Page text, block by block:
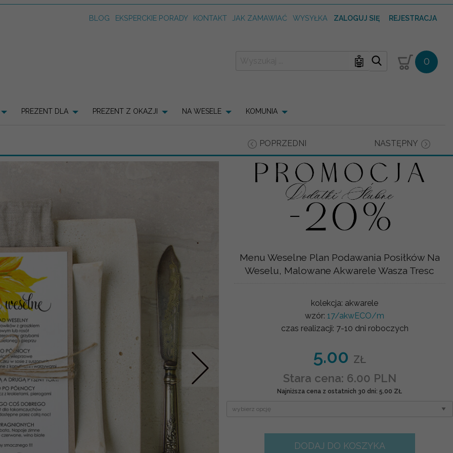
BLOG EKSPERCKIE PORADY KONTAKT JAK ZAMAWIAĆ WYSYŁKA ZALOGUJ SIĘ REJESTRACJA
🤖 0
PREZENT DLA PREZENT Z OKAZJI NA WESELE KOMUNIA
POPRZEDNI NASTĘPNY
Nastepne
Menu Weselne Plan Podawania Posiłków Na
Weselu, Malowane Akwarele Wasza Tresc
kolekcja: akwarele
wzór:17/akwECO/m
czas realizacji: 7-10 dni roboczych
5.00 ZŁ
Stara cena: 6.00 PLN
Najniższa cena z ostatnich 30 dni: 5.00 ZŁ
DODAJ DO KOSZYKA